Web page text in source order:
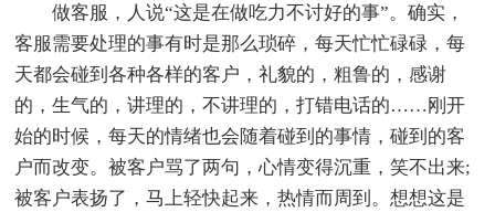
做客服，人说“这是在做吃力不讨好的事”。确实，
客服需要处理的事有时是那么琐碎，每天忙忙碌碌，每
天都会碰到各种各样的客户，礼貌的，粗鲁的，感谢
的，生气的，讲理的，不讲理的，打错电话的……刚开
始的时候，每天的情绪也会随着碰到的事情，碰到的客
户而改变。被客户骂了两句，心情变得沉重，笑不出来;
被客户表扬了，马上轻快起来，热情而周到。想想这是